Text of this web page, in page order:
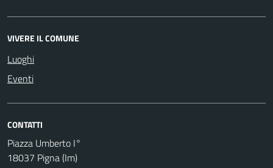
VIVERE IL COMUNE
Luoghi
Eventi
CONTATTI
Piazza Umberto I°
18037 Pigna (Im)